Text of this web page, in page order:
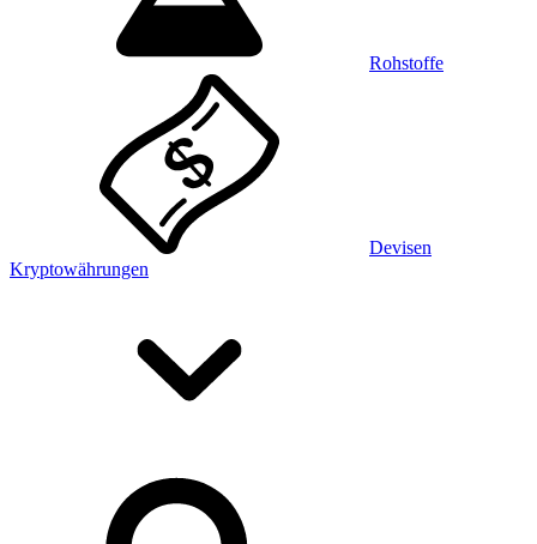
Rohstoffe
Devisen
Kryptowährungen